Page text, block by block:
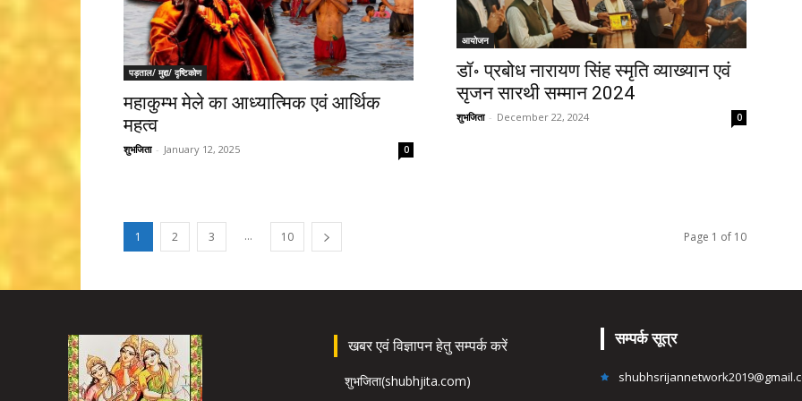
पड़ताल/ मुद्दा/ दृष्टिकोण
महाकुम्भ मेले का आध्यात्मिक एवं आर्थिक
महत्व
शुभजिता - January 12, 2025 0
आयोजन
डॉ॰ प्रबोध नारायण सिंह स्मृति व्याख्यान एवं
सृजन सारथी सम्मान 2024
शुभजिता - December 22, 2024 0
1 2 3 ... 10 Page 1 of 10
खबर एवं विज्ञापन हेतु सम्पर्क करें
शुभजिता(shubhjita.com)
सम्पर्क सूत्र